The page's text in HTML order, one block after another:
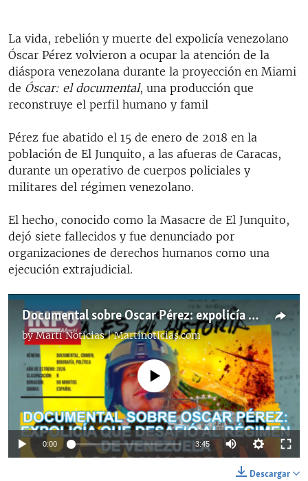
La vida, rebelión y muerte del expolicía venezolano
Óscar Pérez volvieron a ocupar la atención de la
diáspora venezolana durante la proyección en Miami
de Óscar: el documental, una producción que
reconstruye el perfil humano y famil
Pérez fue abatido el 15 de enero de 2018 en la
población de El Junquito, a las afueras de Caracas,
durante un operativo de cuerpos policiales y
militares del régimen venezolano.
El hecho, conocido como la Masacre de El Junquito,
dejó siete fallecidos y fue denunciado por
organizaciones de derechos humanos como una
ejecución extrajudicial.
Documental sobre Oscar Pérez: expolicía que desafió al régimen de Venezuela
byMartí Noticias | Martinoticias.com
No media source currently available
0:00 3:45
144p
Descargar